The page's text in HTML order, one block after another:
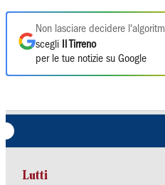
Non lasciare decidere
scegli
Il Tirreno
per le tue notizie su Google
Lutti